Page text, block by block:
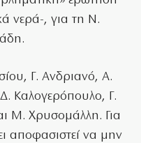
νερά-, για τη Ν.
Γ. Ανδριανό, Α.
Καλογερόπουλο, Γ.
Μ. Χρυσομάλλη. Για
αποφασιστεί να μην